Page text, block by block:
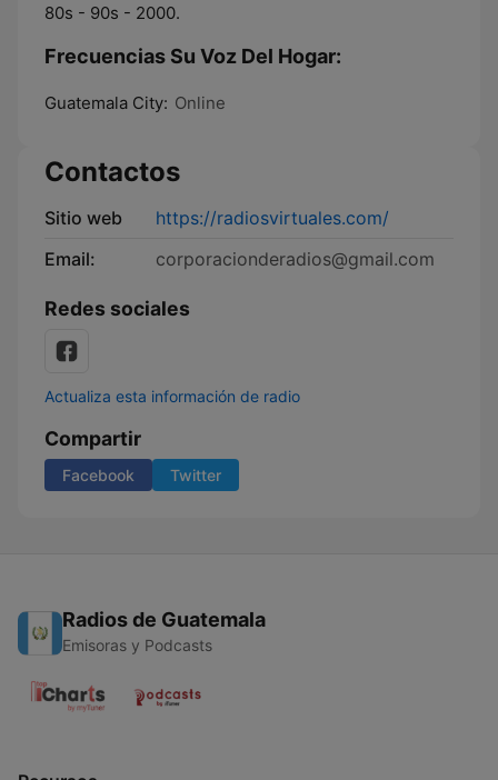
80s - 90s - 2000.
Frecuencias Su Voz Del Hogar:
Guatemala City: Online
Contactos
Sitio web
https://radiosvirtuales.com/
Email:
corporacionderadios@gmail.com
Redes sociales
Actualiza esta información de radio
Compartir
Facebook Twitter
Radios de Guatemala
Emisoras y Podcasts